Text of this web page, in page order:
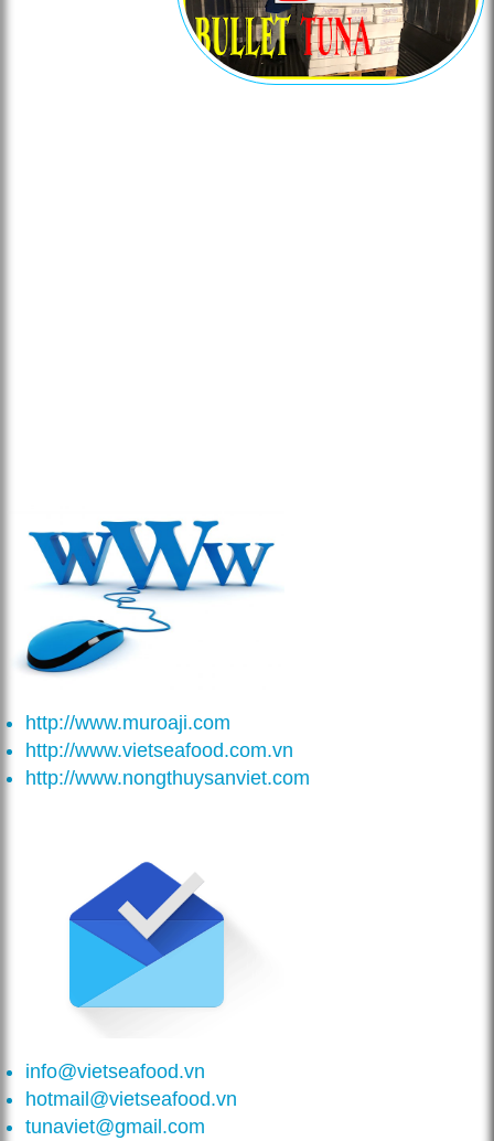
http://www.muroaji.com
http://www.vietseafood.com.vn
http://www.nongthuysanviet.com
info@vietseafood.vn
hotmail@vietseafood.vn
tunaviet@gmail.com